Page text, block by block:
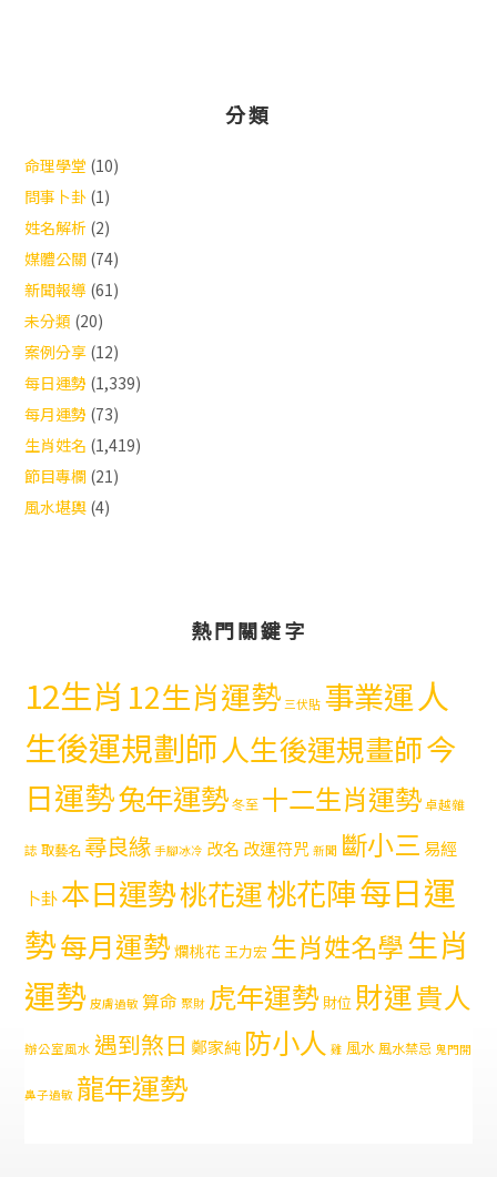
分類
命理學堂 (10)
問事卜卦 (1)
姓名解析 (2)
媒體公關 (74)
新聞報導 (61)
未分類 (20)
案例分享 (12)
每日運勢 (1,339)
每月運勢 (73)
生肖姓名 (1,419)
節目專欄 (21)
風水堪輿 (4)
熱門關鍵字
12生肖 12生肖運勢 三伏貼 事業運人
生後運規劃師人生後運規畫師今
日運勢兔年運勢冬至 十二生肖運勢 卓越雜
誌 取藝名 尋良緣 手腳冰冷 改名 改運符咒 新聞 斷小三易經
卜卦本日運勢桃花運桃花陣每日運
勢每月運勢 爛桃花 王力宏 生肖姓名學生肖
運勢 皮膚過敏 算命 聚財 虎年運勢 財位 財運貴人
辦公室風水 遇到煞日 鄭家純 防小人 雞 風水風水禁忌 鬼門開
鼻子過敏 龍年運勢